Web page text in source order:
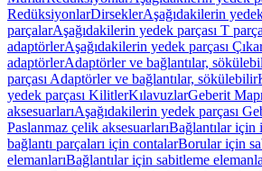
RedüksiyonlarDirseklerAşağıdakilerin
parçalarAşağıdakilerin yedek parçası T
adaptörlerAşağıdakilerin yedek parçası
adaptörlerAdaptörler ve bağlantılar,
parçası Adaptörler ve bağlantılar, sökülebilir
yedek parçası KilitlerKılavuzlarGeberit
aksesuarlarıAşağıdakilerin yedek parçası
Paslanmaz çelik aksesuarlarıBağlantılar için
bağlantı parçaları için contalarBorular için
elemanlarıBağlantılar için sabitleme